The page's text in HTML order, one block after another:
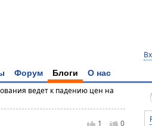
Форум Блоги О нас
ведет к падению цен на
1
0